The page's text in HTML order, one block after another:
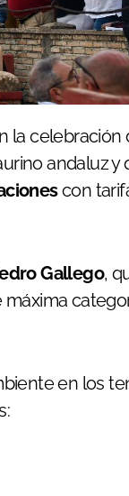
la celebración
andaluz y
con
Gallego,
máxima
en los